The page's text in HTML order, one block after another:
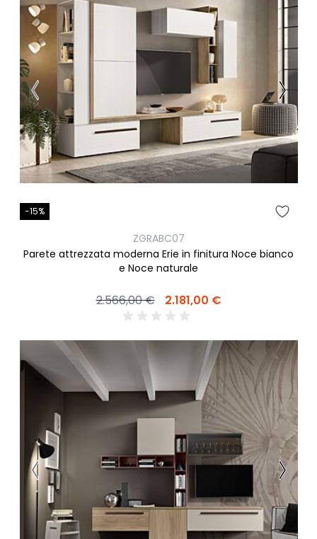
-15%
ZGRABC07
Parete attrezzata moderna Erie in finitura Noce bianco
e Noce naturale
2.566,00 € 2.181,00 €